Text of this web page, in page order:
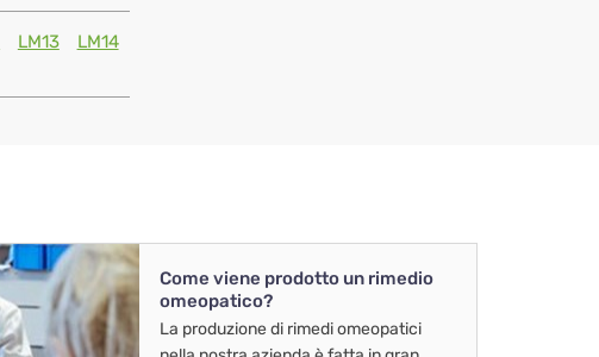
LM13
LM14
Come viene prodotto un rimedio
omeopatico?
La produzione di rimedi omeopatici